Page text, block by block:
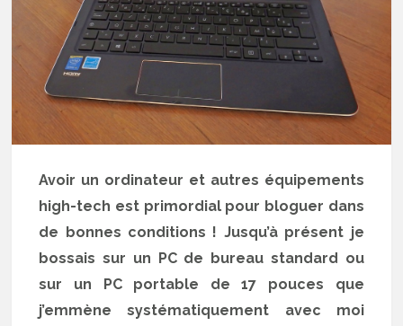
Avoir un ordinateur et autres équipements
high-tech est primordial pour bloguer dans
de bonnes conditions ! Jusqu’à présent je
bossais sur un PC de bureau standard ou
sur un PC portable de 17 pouces que
j’emmène systématiquement avec moi